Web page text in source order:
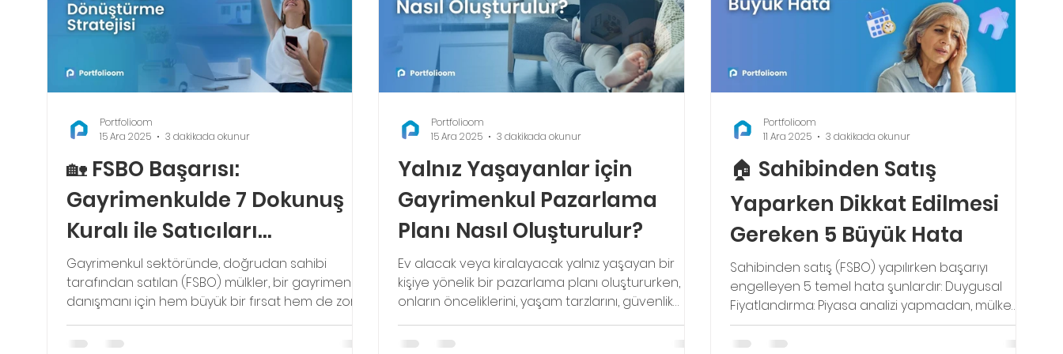
🏡 FSBO Başarısı:
Gayrimenkulde 7 Dokunuş
Kuralı ile Satıcıları
Dönüştürme Stratejisi
Gayrimenkul sektöründe, doğrudan sahibi
tarafından satılan (FSBO) mülkler, bir gayrimenkul
danışmanı için hem büyük bir fırsat hem de zorlu
bir alandır. Bu satıcılar genellikle bir komisyon
ödemekten kaçınmak isterler, ancak süreç
Portfolioom
15 Ara 2025
3 dakikada okunur
Yalnız Yaşayanlar için
Gayrimenkul Pazarlama
Planı Nasıl Oluşturulur?
Ev alacak veya kiralayacak yalnız yaşayan bir
kişiye yönelik bir pazarlama planı oluştururken,
onların önceliklerini, yaşam tarzlarını, güvenlik
kaygılarını ve sosyalleşme ihtiyaçlarını anlamak
önemlidir. Bu hedef kitle genellikle
Portfolioom
15 Ara 2025
3 dakikada okunur
🏠 Sahibinden Satış
Yaparken Dikkat Edilmesi
Gereken 5 Büyük Hata
Sahibinden satış (FSBO) yapılırken başarıyı
engelleyen 5 temel hata şunlardır: Duygusal
Fiyatlandırma: Piyasa analizi yapmadan, mülke
duygusal değer biçerek yüksek fiyat belirlemek.
Zayıf Pazarlama: Profesyonel fotoğraf ve MLS gibi
Portfolioom
11 Ara 2025
3 dakikada okunur